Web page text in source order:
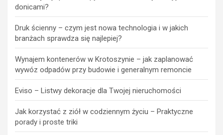
donicami?
Druk ścienny – czym jest nowa technologia i w jakich
branżach sprawdza się najlepiej?
Wynajem kontenerów w Krotoszynie – jak zaplanować
wywóz odpadów przy budowie i generalnym remoncie
Eviso – Listwy dekoracje dla Twojej nieruchomości
Jak korzystać z ziół w codziennym życiu – Praktyczne
porady i proste triki